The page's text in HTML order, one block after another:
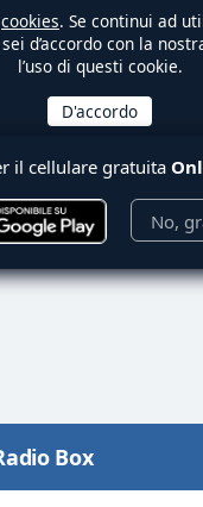
cookies. Se continui ad
d’accordo con la
l’uso di questi cookie.
il cellulare gratuita
No,
Box